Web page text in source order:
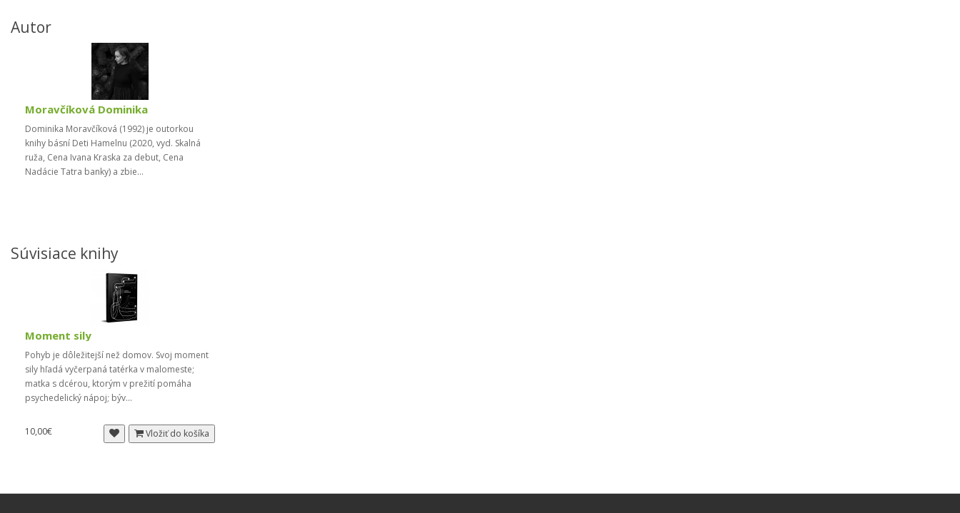
Autor
Moravčíková Dominika
Dominika Moravčíková (1992) je outorkou
knihy básní Deti Hamelnu (2020, vyd. Skalná
ruža, Cena Ivana Kraska za debut, Cena
Nadácie Tatra banky) a zbie...
Súvisiace knihy
Moment sily
Pohyb je dôležitejší než domov. Svoj moment
sily hľadá vyčerpaná tatérka v malomeste;
matka s dcérou, ktorým v prežití pomáha
psychedelický nápoj; býv...
10,00€ Vložiť do košíka